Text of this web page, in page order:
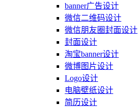
banner广告设计
微信二维码设计
微信朋友圈封面设计
封面设计
淘宝banner设计
微博图片设计
Logo设计
电脑壁纸设计
简历设计